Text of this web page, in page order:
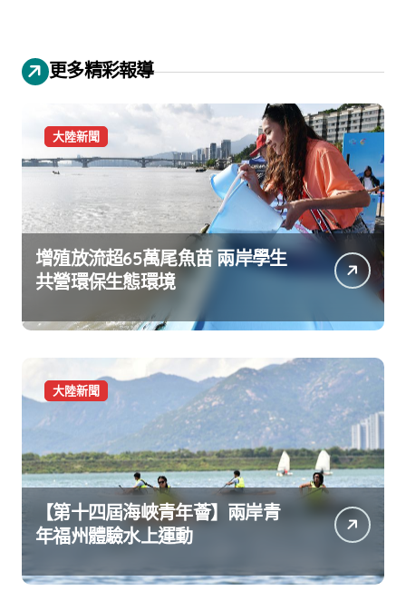
更多精彩報導
大陸新聞
增殖放流超65萬尾魚苗 兩岸學生
共營環保生態環境
大陸新聞
【第十四屆海峽青年薈】兩岸青
年福州體驗水上運動